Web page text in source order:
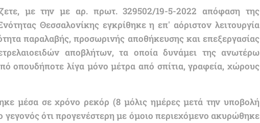
με την με αρ. πρωτ. 329502/19-5-2022 απόφαση της
Θεσσαλονίκης εγκρίθηκε η επ' αόριστον λειτουργία
παραλαβής, προσωρινής αποθήκευσης και επεξεργασίας
αποβλήτων, τα οποία δυνάμει της ανωτέρω
οπουδήποτε λίγα μόνο μέτρα από σπίτια, γραφεία, χώρους
μέσα σε χρόνο ρεκόρ (8 μόλις ημέρες μετά την υποβολή
γεγονός ότι προγενέστερη με όμοιο περιεχόμενο ακυρώθηκε